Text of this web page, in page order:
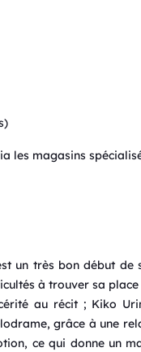
les magasins
un très bon début de
à trouver sa
au récit ; Kiko
grâce à une
ce qui donne un